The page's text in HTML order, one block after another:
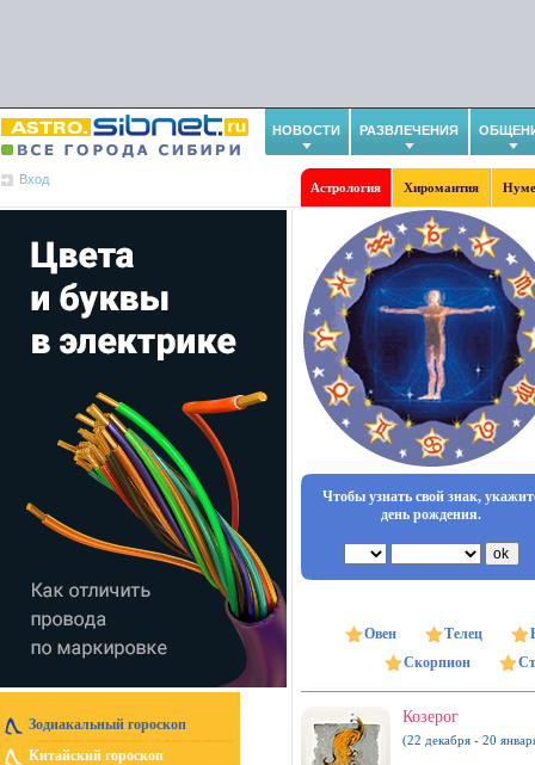
НОВОСТИ РАЗВЛЕЧЕНИЯ
Вход
Астрология Хиромантия
Зодиакальный гороскоп
Китайский гороскоп
Чтобы узнать свой знак,
день рождения.
Овен Телец
Скорпион
Козерог
(22 декабря - 20